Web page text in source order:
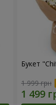
Букет
1 999 грн